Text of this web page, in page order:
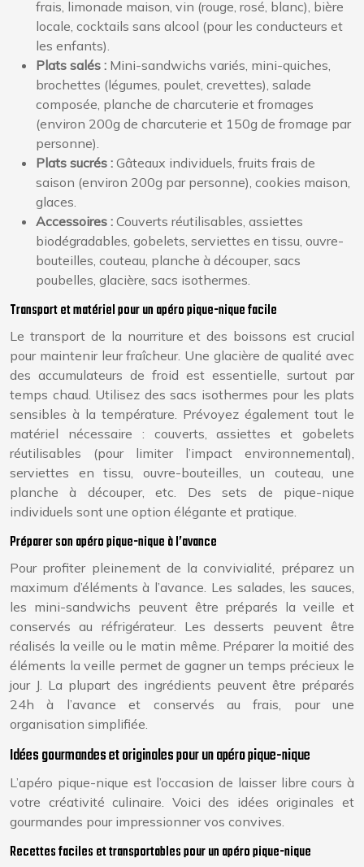
frais, limonade maison, vin (rouge, rosé, blanc), bière
locale, cocktails sans alcool (pour les conducteurs et
les enfants).
Plats salés : Mini-sandwichs variés, mini-quiches,
brochettes (légumes, poulet, crevettes), salade
composée, planche de charcuterie et fromages
(environ 200g de charcuterie et 150g de fromage par
personne).
Plats sucrés : Gâteaux individuels, fruits frais de
saison (environ 200g par personne), cookies maison,
glaces.
Accessoires : Couverts réutilisables, assiettes
biodégradables, gobelets, serviettes en tissu, ouvre-
bouteilles, couteau, planche à découper, sacs
poubelles, glacière, sacs isothermes.
Transport et matériel pour un apéro pique-nique facile
Le transport de la nourriture et des boissons est crucial
pour maintenir leur fraîcheur. Une glacière de qualité avec
des accumulateurs de froid est essentielle, surtout par
temps chaud. Utilisez des sacs isothermes pour les plats
sensibles à la température. Prévoyez également tout le
matériel nécessaire : couverts, assiettes et gobelets
réutilisables (pour limiter l’impact environnemental),
serviettes en tissu, ouvre-bouteilles, un couteau, une
planche à découper, etc. Des sets de pique-nique
individuels sont une option élégante et pratique.
Préparer son apéro pique-nique à l’avance
Pour profiter pleinement de la convivialité, préparez un
maximum d’éléments à l’avance. Les salades, les sauces,
les mini-sandwichs peuvent être préparés la veille et
conservés au réfrigérateur. Les desserts peuvent être
réalisés la veille ou le matin même. Préparer la moitié des
éléments la veille permet de gagner un temps précieux le
jour J. La plupart des ingrédients peuvent être préparés
24h à l’avance et conservés au frais, pour une
organisation simplifiée.
Idées gourmandes et originales pour un apéro pique-nique
L’apéro pique-nique est l’occasion de laisser libre cours à
votre créativité culinaire. Voici des idées originales et
gourmandes pour impressionner vos convives.
Recettes faciles et transportables pour un apéro pique-nique